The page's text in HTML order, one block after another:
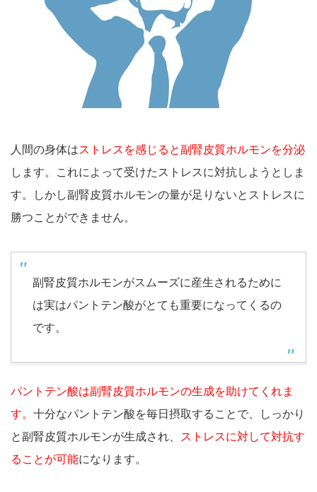
人間の身体はストレスを感じると副腎皮質ホルモンを分泌
します。これによって受けたストレスに対抗しようとしま
す。しかし副腎皮質ホルモンの量が足りないとストレスに
勝つことができません。
副腎皮質ホルモンがスムーズに産生されるために
は実はパントテン酸がとても重要になってくるの
です。
パントテン酸は副腎皮質ホルモンの生成を助けてくれま
す。 十分なパントテン酸を毎日摂取することで、しっかり
と副腎皮質ホルモンが生成され、
ストレスに対して対抗す
ることが可能になります。